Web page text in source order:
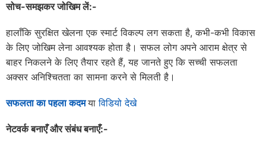
सोच-समझकर जोखिम लें:-
हालाँकि सुरक्षित खेलना एक स्मार्ट विकल्प लग सकता है, कभी-कभी विकास
के लिए जोखिम लेना आवश्यक होता है। सफल लोग अपने आराम क्षेत्र से
बाहर निकलने के लिए तैयार रहते हैं, यह जानते हुए कि सच्ची सफलता
अक्सर अनिश्चितता का सामना करने से मिलती है।
सफलता का पहला कदमयाविडियो देखे
नेटवर्क बनाएँ और संबंध बनाएँ:-